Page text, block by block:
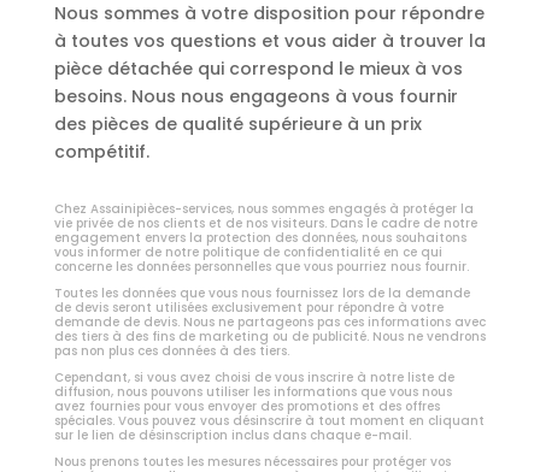
Nous sommes à votre disposition pour répondre
à toutes vos questions et vous aider à trouver la
pièce détachée qui correspond le mieux à vos
besoins. Nous nous engageons à vous fournir
des pièces de qualité supérieure à un prix
compétitif.
Chez Assainipièces-services, nous sommes engagés à protéger la
vie privée de nos clients et de nos visiteurs. Dans le cadre de notre
engagement envers la protection des données, nous souhaitons
vous informer de notre politique de confidentialité en ce qui
concerne les données personnelles que vous pourriez nous fournir.
Toutes les données que vous nous fournissez lors de la demande
de devis seront utilisées exclusivement pour répondre à votre
demande de devis. Nous ne partageons pas ces informations avec
des tiers à des fins de marketing ou de publicité. Nous ne vendrons
pas non plus ces données à des tiers.
Cependant, si vous avez choisi de vous inscrire à notre liste de
diffusion, nous pouvons utiliser les informations que vous nous
avez fournies pour vous envoyer des promotions et des offres
spéciales. Vous pouvez vous désinscrire à tout moment en cliquant
sur le lien de désinscription inclus dans chaque e-mail.
Nous prenons toutes les mesures nécessaires pour protéger vos